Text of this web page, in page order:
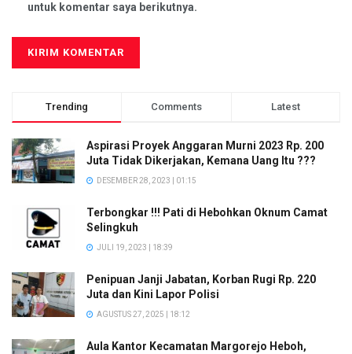
untuk komentar saya berikutnya.
Trending Comments Latest
Aspirasi Proyek Anggaran Murni 2023 Rp. 200
Juta Tidak Dikerjakan, Kemana Uang Itu ???
DESEMBER 28, 2023 | 01:15
Terbongkar !!! Pati di Hebohkan Oknum Camat
Selingkuh
JULI 19, 2023 | 18:39
Penipuan Janji Jabatan, Korban Rugi Rp. 220
Juta dan Kini Lapor Polisi
AGUSTUS 27, 2025 | 18:12
Aula Kantor Kecamatan Margorejo Heboh,